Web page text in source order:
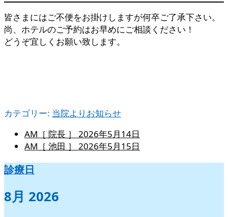
皆さまにはご不便をお掛けしますが何卒ご了承下さい。
尚、ホテルのご予約はお早めにご相談ください！
どうぞ宜しくお願い致します。
カテゴリー: 当院よりお知らせ
AM［ 院長 ］ 2026年5月14日
AM［ 池田 ］ 2026年5月15日
診療日
8月 2026